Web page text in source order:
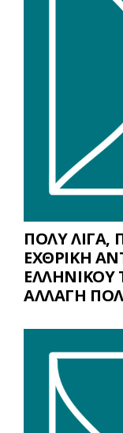
ΠΟΛΥ ΛΙΓΑ,
ΕΧΘΡΙΚΗ
ΕΛΛΗΝΙΚΟΥ
ΑΛΛΑΓΗ